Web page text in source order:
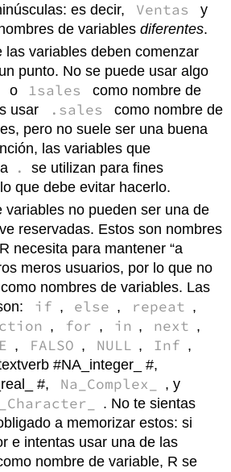
es decir, Ventas y
de variables diferentes.
las variables deben comenzar
punto. No se puede usar algo
o 1sales
como nombre de
usar
.sales
como nombre de
pero no suele ser una buena
las variables que
.
se utilizan para fines
que debe evitar hacerlo.
variables no pueden ser una de
reservadas. Estos son nombres
necesita para mantener “a
meros usuarios, por lo que no
nombres de variables. Las
if , else , repeat ,
, for , in , next ,
, FALSO , NULL , Inf ,
#NA_integer_ #,
#,
Na_Complex_
, y
. No te sientas
a memorizar estos: si
e intentas usar una de las
nombre de variable, R se